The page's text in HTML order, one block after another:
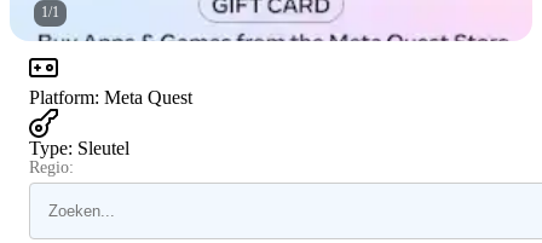
1/1
Platform: Meta Quest
Type: Sleutel
Regio: